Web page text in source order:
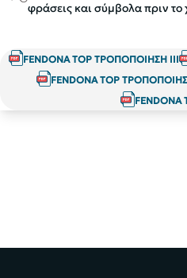
φράσεις και σύμβολα πριν το
FENDONA TOP ΤΡΟΠΟΠΟΙΗΣΗ ΙΙΙ
FENDONA TOP
FENDONA